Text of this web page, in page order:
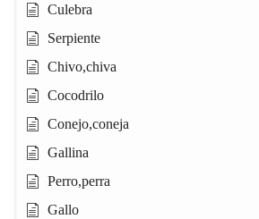
Culebra
Serpiente
Chivo,chiva
Cocodrilo
Conejo,coneja
Gallina
Perro,perra
Gallo